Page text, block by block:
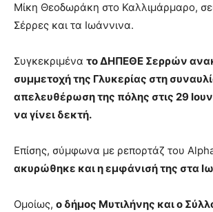
Μίκη Θεοδωράκη στο Καλλιμάρμαρο,
Σέρρες και τα Ιωάννινα.
Συγκεκριμένα το ΔΗΠΕΘΕ Σερρών
συμμετοχή της Γλυκερίας στη
απελευθέρωση της πόλης στις 29
να γίνει δεκτή.
Επίσης, σύμφωνα με ρεπορτάζ του
ακυρώθηκε και η εμφάνισή της στα
Ομοίως, ο δήμος Μυτιλήνης και ο